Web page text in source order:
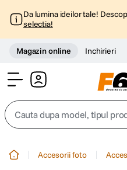
Da lumina ideilor tale!
selectia!
Magazin online Inchirieri
Cauta dupa model, tipul
Accesorii foto